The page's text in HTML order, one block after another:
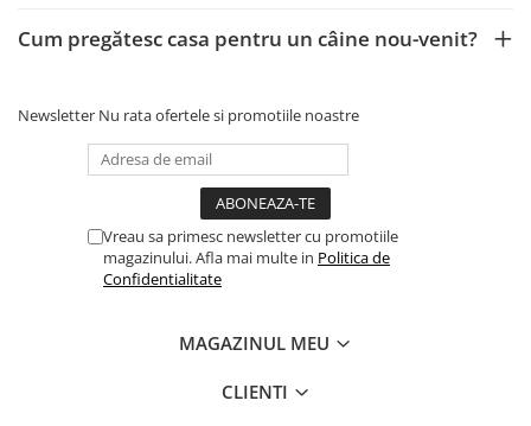
Cum pregătesc casa pentru un câine nou-venit?
Newsletter Nu rata ofertele si promotiile noastre
Vreau sa primesc newsletter cu promotiile
magazinului. Afla mai multe in Politica de
Confidentialitate
MAGAZINUL MEU
CLIENTI